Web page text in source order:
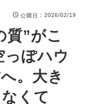
公開日 ：2026/02/19
質”がこ
ぽハウ
。大き
くて